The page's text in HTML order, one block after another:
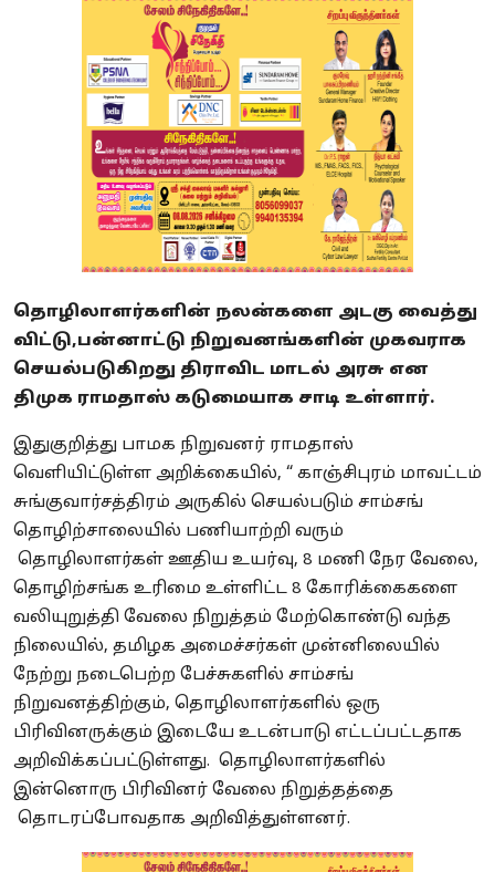
தொழிலாளர்களின் நலன்களை அடகு வைத்து
விட்டு,பன்னாட்டு நிறுவனங்களின் முகவராக
செயல்படுகிறது திராவிட மாடல் அரசு என
திமுக ராமதாஸ் கடுமையாக சாடி உள்ளார்.
இதுகுறித்து பாமக நிறுவனர் ராமதாஸ்
வெளியிட்டுள்ள அறிக்கையில், “ காஞ்சிபுரம் மாவட்டம்
சுங்குவார்சத்திரம் அருகில் செயல்படும் சாம்சங்
தொழிற்சாலையில் பணியாற்றி வரும்
தொழிலாளர்கள் ஊதிய உயர்வு, 8 மணி நேர வேலை,
தொழிற்சங்க உரிமை உள்ளிட்ட 8 கோரிக்கைகளை
வலியுறுத்தி வேலை நிறுத்தம் மேற்கொண்டு வந்த
நிலையில், தமிழக அமைச்சர்கள் முன்னிலையில்
நேற்று நடைபெற்ற பேச்சுகளில் சாம்சங்
நிறுவனத்திற்கும், தொழிலாளர்களில் ஒரு
பிரிவினருக்கும் இடையே உடன்பாடு எட்டப்பட்டதாக
அறிவிக்கப்பட்டுள்ளது. தொழிலாளர்களில்
இன்னொரு பிரிவினர் வேலை நிறுத்தத்தை
தொடரப்போவதாக அறிவித்துள்ளனர்.